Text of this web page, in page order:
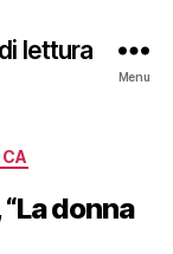
lettura
Menu
donna